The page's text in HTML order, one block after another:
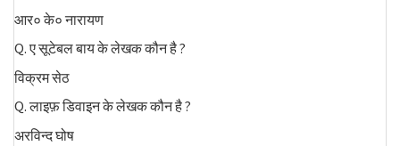
आर० के० नारायण
Q. ए सूटेबल बाय के लेखक कौन है ?
विक्रम सेठ
Q. लाइफ़ डिवाइन के लेखक कौन है ?
अरविन्द घोष